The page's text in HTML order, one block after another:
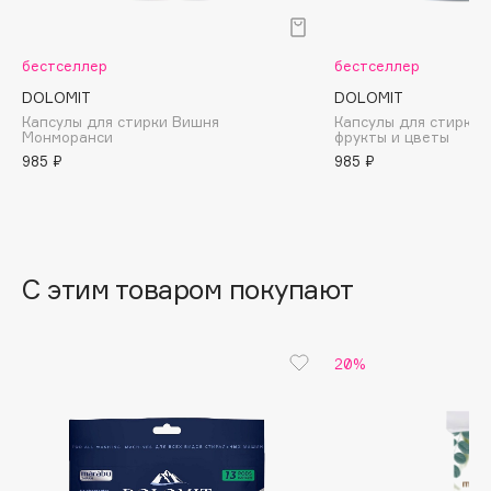
Babor
Baffy
Balmain Hair Couture
ЭКСКЛЮЗИВ
Banderas
Beauty Pati
Bioderma
бестселлер
DOLOMIT
Капсулы для стирки Вишня
Монморанси
985 ₽
бестселлер
DOLOMIT
Капсулы для стирки
фрукты и цветы
985 ₽
С этим товаром покупают
20%